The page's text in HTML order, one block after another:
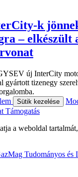
k
– elkészült
új InterCity
gyártott tizenegy
Sütik kezelése
Támogatás
a weboldal
Tudományos és